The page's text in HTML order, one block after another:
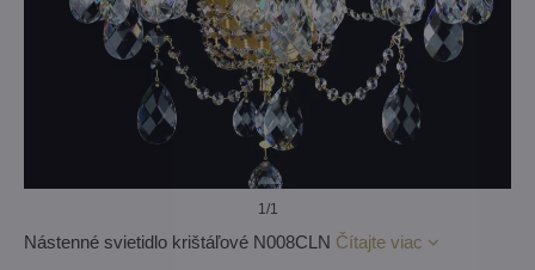
1/1
Nástenné svietidlo krištáľové N008CLN Čítajte viac